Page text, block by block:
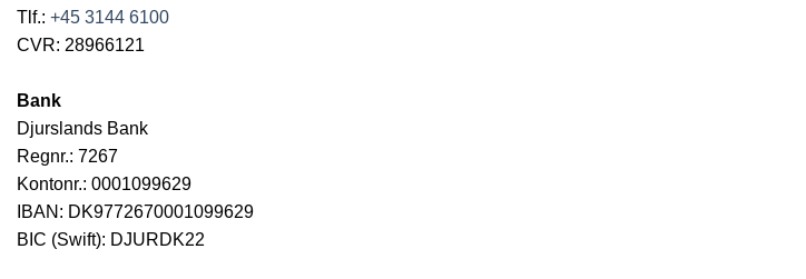
Tlf.: +45 3144 6100
CVR: 28966121
Bank
Djurslands Bank
Regnr.: 7267
Kontonr.: 0001099629
IBAN: DK9772670001099629
BIC (Swift): DJURDK22